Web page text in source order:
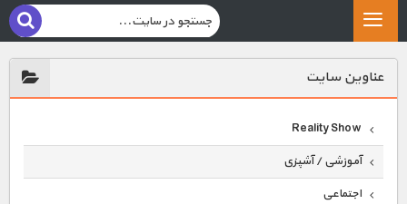
عناوين سايت
Reality Show
آموزشی / آشپزی
اجتماعی